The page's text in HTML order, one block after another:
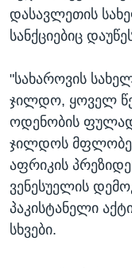
დასავლეთის
სანქციებიც
"სახაროვის
ჯილდო, ყოველ
ოდენობის ფულად
ჯილდოს
აფრიკის
ვენესუელის
პაკისტანელი
სხვები.